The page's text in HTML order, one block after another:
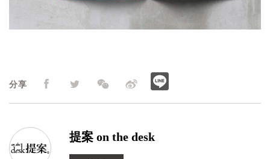
分享
提案 on the desk